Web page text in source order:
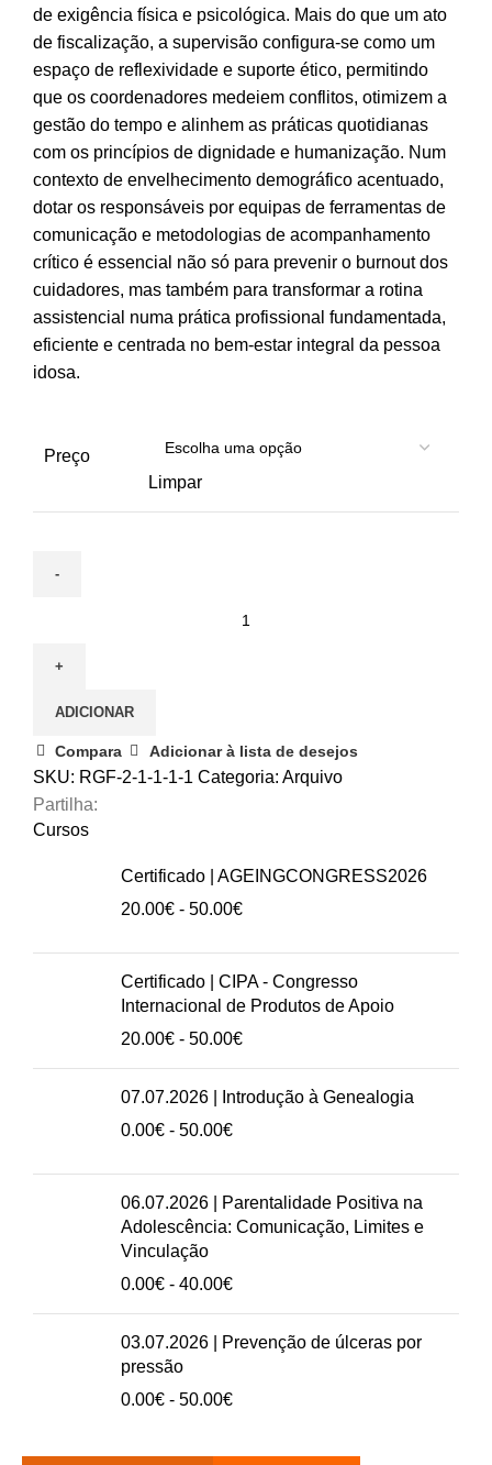
de exigência física e psicológica. Mais do que um ato
de fiscalização, a supervisão configura-se como um
espaço de reflexividade e suporte ético, permitindo
que os coordenadores medeiem conflitos, otimizem a
gestão do tempo e alinhem as práticas quotidianas
com os princípios de dignidade e humanização. Num
contexto de envelhecimento demográfico acentuado,
dotar os responsáveis por equipas de ferramentas de
comunicação e metodologias de acompanhamento
crítico é essencial não só para prevenir o burnoutdos
cuidadores, mas também para transformar a rotina
assistencial numa prática profissional fundamentada,
eficiente e centrada no bem-estar integral da pessoa
idosa.
Preço
Limpar
14.03.2026
Supervisão
profissional
de
equipas
de
ADICIONAR
Compara Adicionar à lista de desejos
SKU: RGF-2-1-1-1-1 Categoria: Arquivo
Partilha:
Cursos
Certificado | AGEINGCONGRESS2026
20.00€ - 50.00€Intervalo
preços:
20.00€
a
50.00€
Certificado | CIPA - Congresso
Internacional de Produtos de Apoio
20.00€ - 50.00€Intervalo
preços:
20.00€
07.07.2026 | Introdução à Genealogia
0.00€ - 50.00€Intervalo
preços:
0.00€
a
06.07.2026 | Parentalidade Positiva na
Adolescência: Comunicação, Limites e
Vinculação
0.00€ - 40.00€Intervalo
40.00€
03.07.2026 | Prevenção de úlceras por
pressão
0.00€ - 50.00€Intervalo